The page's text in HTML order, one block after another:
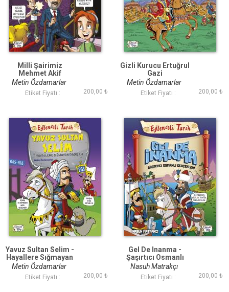
Milli Şairimiz
Mehmet Akif
Metin Özdamarlar
Etiket Fiyatı : 200,00 ₺
Gizli Kurucu Ertuğrul
Gazi
Metin Özdamarlar
Etiket Fiyatı : 200,00 ₺
Yavuz Sultan Selim -
Hayallere Sığmayan
Padişah
Metin Özdamarlar
Etiket Fiyatı : 200,00 ₺
Gel De İnanma -
Şaşırtıcı Osmanlı
Gerçekleri
Nasuh Matrakçı
Etiket Fiyatı : 200,00 ₺